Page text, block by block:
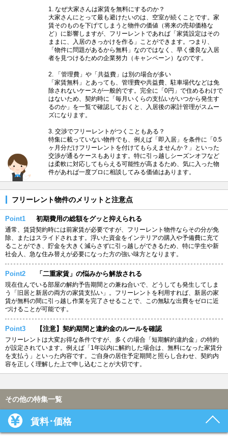
1. なぜ大家さんは家賃を無料にするのか？
大家さんにとって最も避けたいのは、空室が続くことです。家
賃そのものを下げてしまうと物件の価値（将来の売却価格な
ど）に影響しますが、フリーレントであれば「家賃設定はその
ままに、入居のきっかけを作る」ことができます。つまり、
「物件に問題があるから無料」なのではなく、早く優良な入居
者を見つけるための企業努力（キャンペーン）なのです。
2. 「管理費」や「共益費」は別の場合が多い
「家賃無料」とあっても、管理費や共益費、駐車場代などは免
除されないケースが一般的です。完全に「0円」で住めるわけで
はないため、契約時に「毎月いくらの支払いがいつから発生す
るのか」を一覧で確認しておくと、入居後の家計管理がスムー
ズになります。
3. 交渉でフリーレントがつくこともある？
特集に載っていない物件でも、例えば「即入居」を条件に「0.5
ヶ月分だけフリーレントを付けてもらえませんか？」といった
交渉が通るケースもあります。特に引っ越しシーズンオフなど
は柔軟に対応してもらえる可能性が高まるため、気に入った物
件があれば一度プロに相談してみる価値はあります。
フリーレント物件のメリットと注意点
Point1 初期費用の総額をグッと抑えられる
通常、賃貸契約時には前家賃が必要ですが、フリーレント物件ならその分が免
除、またはスライドされます。浮いた資金をインテリアの購入や予備費に充て
ることができ、貯金を大きく減らさずに引っ越しができるため、特に学生や新
社会人、急な住み替えが必要になった方の強い味方となります。
Point2 「二重家賃」の悩みから解放される
現在住んでいる部屋の解約予告期間との兼ね合いで、どうしても発生してしま
う「旧居と新居の両方の家賃支払い」。フリーレントを利用すれば、新居の家
賃が無料の間に引っ越し作業を完了させることで、この無駄な出費をゼロに近
づけることが可能です。
Point3 【注意】契約期間と違約金のルールを確認
フリーレントは大変お得な条件ですが、多くの場合「短期解約違約金」の特約
が設定されています。例えば「1年以内に解約した場合は、無料になった家賃分
を支払う」といった内容です。ご自身の居住予定期間と照らし合わせ、契約内
容を正しく理解した上で申し込むことが大切です。
その他の特集一覧
賃料･価格